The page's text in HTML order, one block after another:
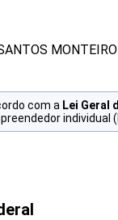
com a Lei Geral
individual